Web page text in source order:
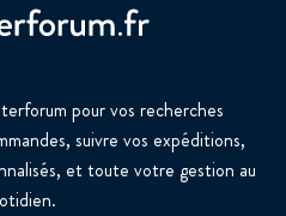
pour vos recherches
suivre vos expéditions,
et toute votre gestion au